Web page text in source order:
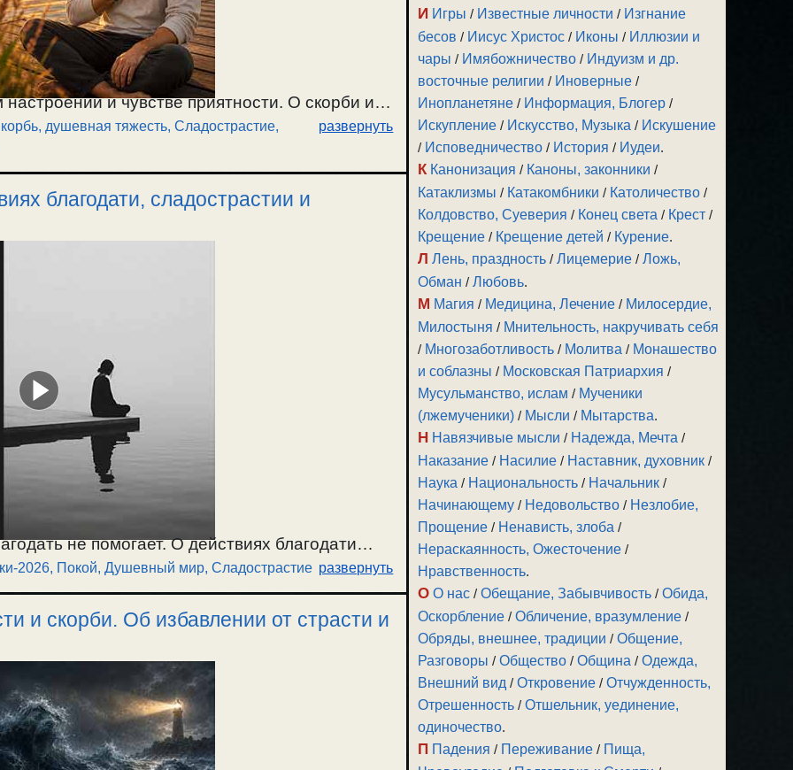
и чувстве приятности. О скорби и
О добродушном состоянии, душевном
в скорбях. Как удержать помощь Божию
душевная тяжесть, Сладострастие,
развернуть
благодати, сладострастии и
не помогает. О действиях благодати
в борьбе и смирении. О душевном
к нему, и ложном покое. / 28.06.2026.
2026, Покой, Душевный мир, Сладострастие развернуть
и скорби. Об избавлении от страсти и
И Игры / Известные личности / Изгнание
бесов / Иисус Христос / Иконы / Иллюзии и
чары / Имябожничество / Индуизм и др.
восточные религии / Иноверные /
Инопланетяне / Информация, Блогер /
Искупление / Искусство, Музыка / Искушение
/ Исповедничество / История / Иудеи.
К Канонизация / Каноны, законники /
Катаклизмы / Катакомбники / Католичество /
Колдовство, Суеверия / Конец света / Крест /
Крещение / Крещение детей / Курение.
Л Лень, праздность /Лицемерие /Ложь,
Обман /Любовь.
М Магия / Медицина, Лечение / Милосердие,
Милостыня / Мнительность, накручивать себя
/ Многозаботливость / Молитва / Монашество
и соблазны / Московская Патриархия /
Мусульманство, ислам / Мученики
(лжемученики) / Мысли / Мытарства.
Н Навязчивые мысли / Надежда, Мечта /
Наказание / Насилие / Наставник, духовник /
Наука / Национальность / Начальник /
Начинающему / Недовольство / Незлобие,
Прощение / Ненависть, злоба /
Нераскаянность, Ожесточение /
Нравственность.
О О нас /Обещание, Забывчивость /Обида,
Оскорбление /Обличение, вразумление /
Обряды, внешнее, традиции /Общение,
Разговоры /Общество /Община /Одежда,
Внешний вид /Откровение /Отчужденность,
Отрешенность /Отшельник, уединение,
одиночество.
П Падения / Переживание / Пища,